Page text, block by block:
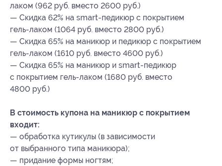
лаком (962 руб. вместо 2600 руб.)
— Скидка 62% на smart-педикюр с покрытием
гель-лаком (1064 руб. вместо 2800 руб.)
— Скидка 65% на маникюр и педикюр с покрытием
гель-лаком (1610 руб. вместо 4600 руб.)
— Скидка 65% на маникюр и smart-педикюр
с покрытием гель-лаком (1680 руб. вместо
4800 руб.)
В стоимость купона на маникюр с покрытием
входит:
— обработка кутикулы (в зависимости
от выбранного типа маникюра);
— придание формы ногтям;